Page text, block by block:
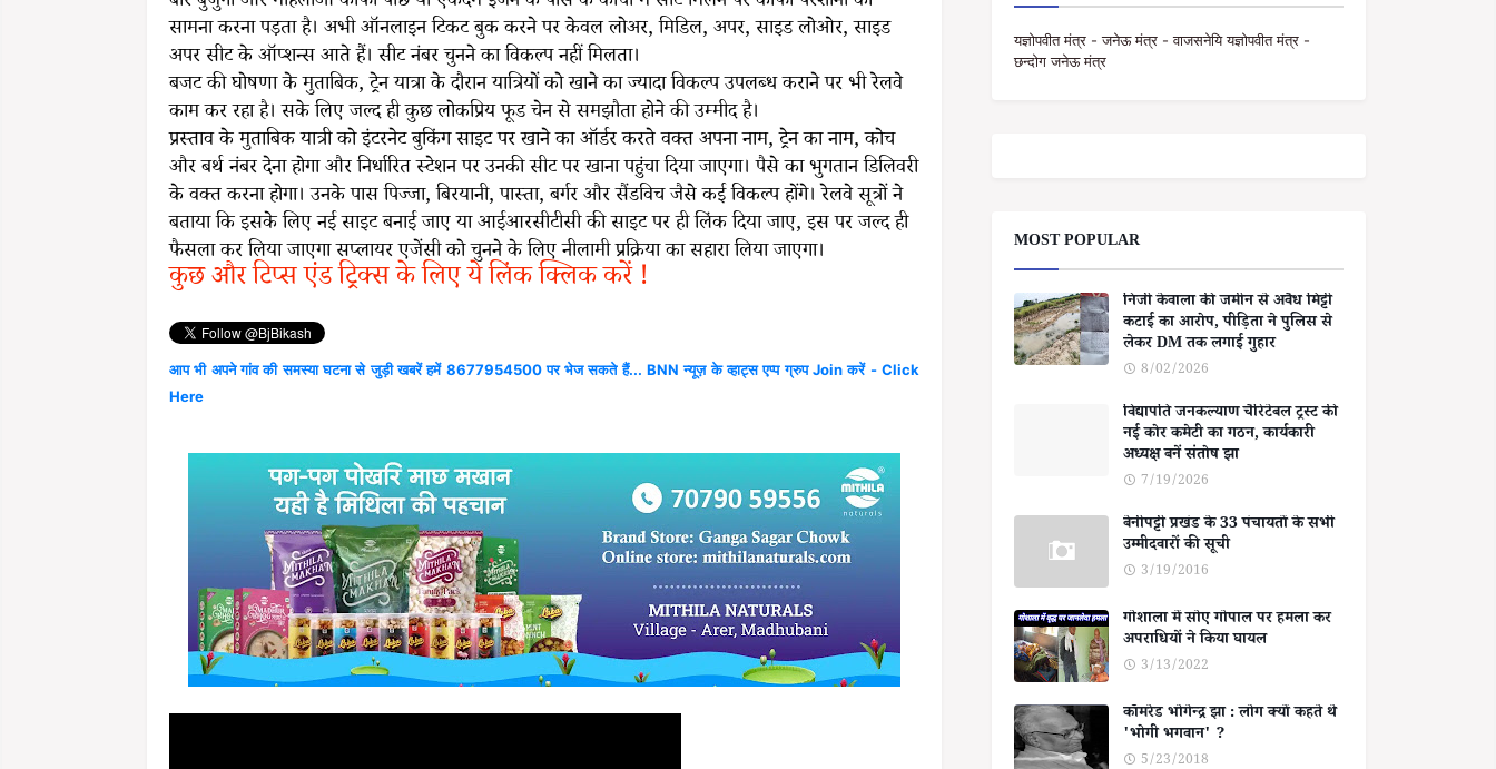
सामना करना पड़ता है। अभी ऑनलाइन टिकट बुक करने पर केवल लोअर, मिडिल, अपर, साइड लोओर, साइड
अपर सीट के ऑप्शन्स आते हैं। सीट नंबर चुनने का विकल्प नहीं मिलता।
बजट की घोषणा के मुताबिक, ट्रेन यात्रा के दौरान यात्रियों को खाने का ज्यादा विकल्प उपलब्ध कराने पर भी रेलवे
काम कर रहा है। सके लिए जल्द ही कुछ लोकप्रिय फूड चेन से समझौता होने की उम्मीद है।
प्रस्ताव के मुताबिक यात्री को इंटरनेट बुकिंग साइट पर खाने का ऑर्डर करते वक्त अपना नाम, ट्रेन का नाम, कोच
और बर्थ नंबर देना होगा और निर्धारित स्टेशन पर उनकी सीट पर खाना पहुंचा दिया जाएगा। पैसे का भुगतान डिलिवरी
के वक्त करना होगा। उनके पास पिज्जा, बिरयानी, पास्ता, बर्गर और सैंडविच जैसे कई विकल्प होंगे। रेलवे सूत्रों ने
बताया कि इसके लिए नई साइट बनाई जाए या आईआरसीटीसी की साइट पर ही लिंक दिया जाए, इस पर जल्द ही
फैसला कर लिया जाएगा सप्लायर एजेंसी को चुनने के लिए नीलामी प्रक्रिया का सहारा लिया जाएगा।
कुछ और टिप्स एंड ट्रिक्स के लिए ये लिंक क्लिक करें !
आप भी अपने गांव की समस्या घटना से जुड़ी खबरें हमें 8677954500 पर भेज सकते हैं... BNN न्यूज़ के व्हाट्स एप्प ग्रुप Join करें - Click
Here
यज्ञोपवीत मंत्र - जनेऊ मंत्र - वाजसनेयि यज्ञोपवीत मंत्र -
छन्दोग जनेऊ मंत्र
MOST POPULAR
निजी केवाला की जमीन से अवैध मिट्टी
कटाई का आरोप, पीड़िता ने पुलिस से
लेकर DM तक लगाई गुहार
8/02/2026
विद्यापति जनकल्याण चैरिटेबल ट्रस्ट की
नई कोर कमेटी का गठन, कार्यकारी
अध्यक्ष बनें संतोष झा
7/19/2026
बेनीपट्टी प्रखंड के 33 पंचायतों के सभी
उम्मीदवारों की सूची
3/19/2016
गोशाला में सोए गोपाल पर हमला कर
अपराधियों ने किया घायल
3/13/2022
कॉमरेड भोगेन्द्र झा : लोग क्यों कहते थे
'भोगी भगवान' ?
5/23/2018